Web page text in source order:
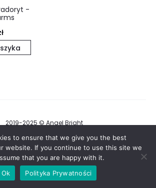
-
2019-2025 © Angel Bright
i Polityka Prywatności
F
a
c
s
to ensure that we give you the best
website. If you continue to use this site we
that you are happy with it.
Ok
Polityka Prywatności